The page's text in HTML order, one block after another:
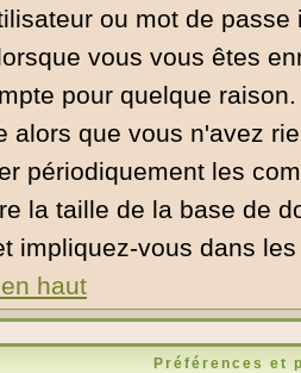
ou mot de
vous vous êtes
pour quelque
alors que vous n'avez
périodiquement les
la taille de la base de
impliquez-vous dans
haut
Préférences et